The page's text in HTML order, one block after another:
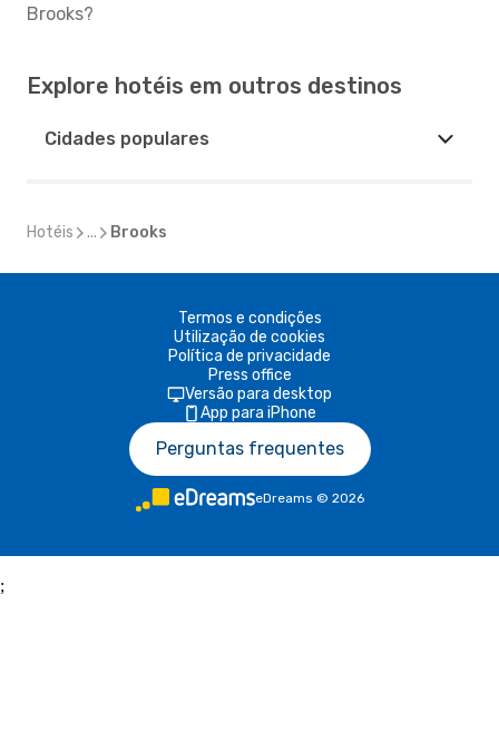
Brooks?
Explore hotéis em outros destinos
Cidades populares
Hotéis ... Brooks
Termos e condições
Utilização de cookies
Política de privacidade
Press office
Versão para desktop
App para iPhone
Perguntas frequentes
eDreams © 2026
;